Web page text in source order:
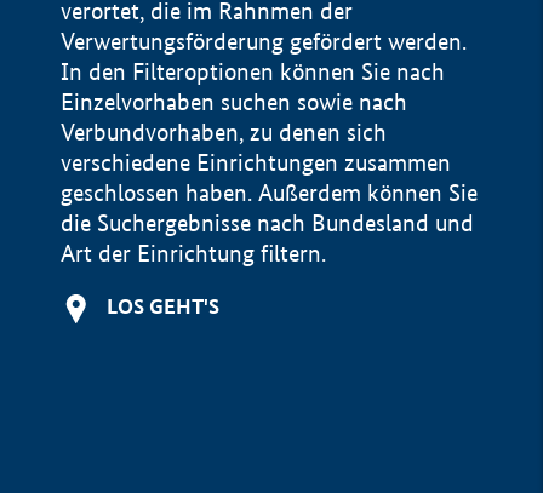
verortet, die im Rahnmen der
Verwertungsförderung gefördert werden.
In den Filteroptionen können Sie nach
Einzelvorhaben suchen sowie nach
Verbundvorhaben, zu denen sich
verschiedene Einrichtungen zusammen
geschlossen haben. Außerdem können Sie
die Suchergebnisse nach Bundesland und
Art der Einrichtung filtern.
LOS GEHT'S